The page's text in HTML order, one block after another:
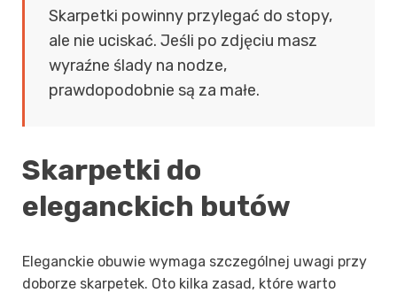
Skarpetki powinny przylegać do stopy,
ale nie uciskać. Jeśli po zdjęciu masz
wyraźne ślady na nodze,
prawdopodobnie są za małe.
Skarpetki do
eleganckich butów
Eleganckie obuwie wymaga szczególnej uwagi przy
doborze skarpetek. Oto kilka zasad, które warto